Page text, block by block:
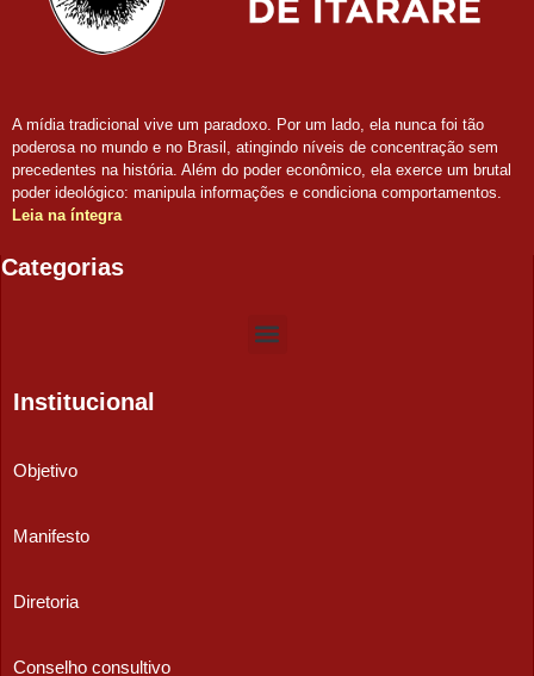
A mídia tradicional vive um paradoxo. Por um lado, ela nunca foi tão
poderosa no mundo e no Brasil, atingindo níveis de concentração sem
precedentes na história. Além do poder econômico, ela exerce um brutal
poder ideológico: manipula informações e condiciona comportamentos.
Leia na íntegra
Categorias
Institucional
Objetivo
Manifesto
Diretoria
Conselho consultivo